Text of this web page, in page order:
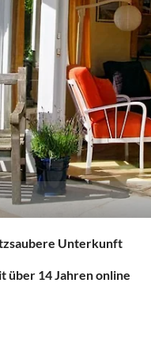
Unterkunft
über 14 Jahren online